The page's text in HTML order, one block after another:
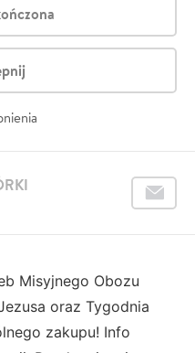
Misyjnego Obozu
oraz Tygodnia
zakupu! Info